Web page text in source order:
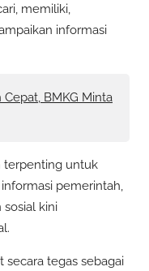
memiliki,
informasi
BMKG Minta
terpenting untuk
pemerintah,
sosial kini
secara tegas sebagai